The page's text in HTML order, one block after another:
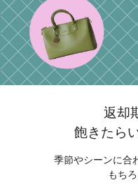
返却
飽きたら
季節やシーンに合
もち